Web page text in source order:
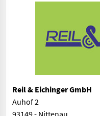
Reil & Eichinger GmbH
Auhof 2